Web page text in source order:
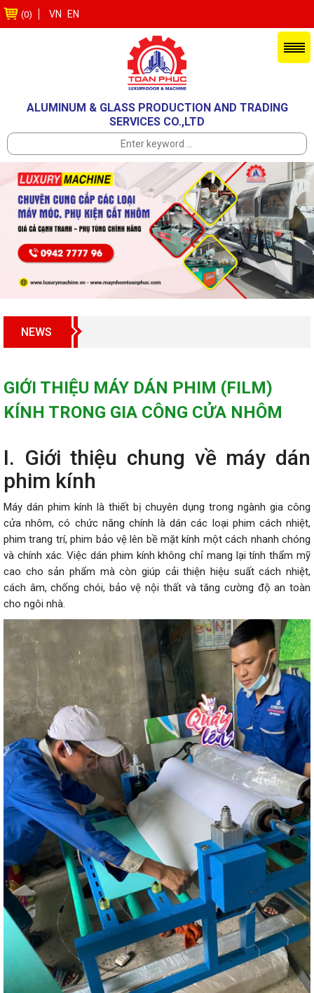
(0) VN EN
ALUMINUM & GLASS PRODUCTION AND TRADING
SERVICES CO.,LTD
NEWS
GIỚI THIỆU MÁY DÁN PHIM (FILM)
KÍNH TRONG GIA CÔNG CỬA NHÔM
I. Giới thiệu chung về máy dán
phim kính
Máy dán phim kính là thiết bị chuyên dụng trong ngành gia công
cửa nhôm, có chức năng chính là dán các loại phim cách nhiệt,
phim trang trí, phim bảo vệ lên bề mặt kính một cách nhanh chóng
và chính xác. Việc dán phim kính không chỉ mang lại tính thẩm mỹ
cao cho sản phẩm mà còn giúp cải thiện hiệu suất cách nhiệt,
cách âm, chống chói, bảo vệ nội thất và tăng cường độ an toàn
cho ngôi nhà.